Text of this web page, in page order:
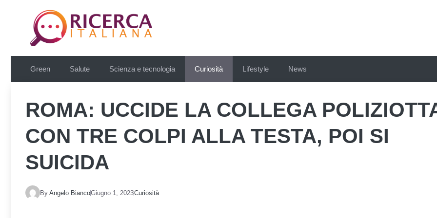
Green Salute Scienza e tecnologia Curiosità Lifestyle News
ROMA: UCCIDE LA COLLEGA
CON TRE COLPI ALLA TESTA, POI SI
SUICIDA
By Angelo BiancoGiugno 1, 2023Curiosità